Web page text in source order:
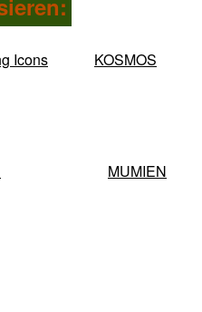
Icons KOSMOS
MUMIEN